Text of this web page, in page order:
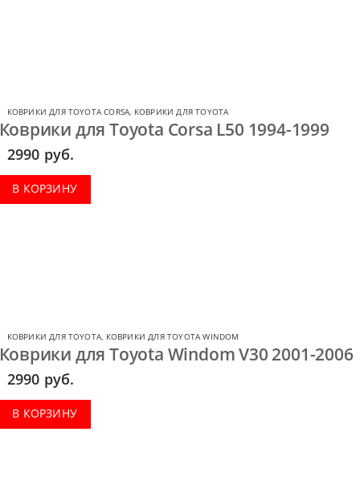
КОВРИКИ ДЛЯ TOYOTA CORSA, КОВРИКИ ДЛЯ TOYOTA
Коврики для Toyota Corsa L50 1994-1999
2990 руб.
В КОРЗИНУ
КОВРИКИ ДЛЯ TOYOTA, КОВРИКИ ДЛЯ TOYOTA WINDOM
Коврики для Toyota Windom V30 2001-2006
2990 руб.
В КОРЗИНУ